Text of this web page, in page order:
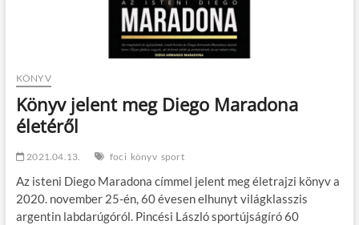
KÖNYV
Könyv jelent meg Diego Maradona
életéről
2021.04.13. foci könyv sport
Az isteni Diego Maradona címmel jelent meg életrajzi könyv a
2020. november 25-én, 60 évesen elhunyt világklasszis
argentin labdarúgóról. Pincési László sportújságíró 60